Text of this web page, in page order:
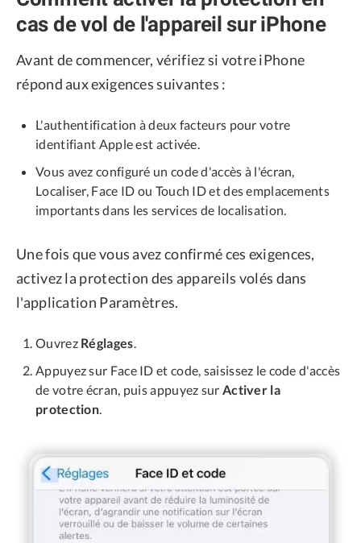
cas de vol de l'appareil sur iPhone
Avant de commencer, vérifiez si votre iPhone
répond aux exigences suivantes :
L'authentification à deux facteurs pour votre
identifiant Apple est activée.
Vous avez configuré un code d'accès à l'écran,
Localiser, Face ID ou Touch ID et des emplacements
importants dans les services de localisation.
Une fois que vous avez confirmé ces exigences,
activez la protection des appareils volés dans
l'application Paramètres.
Ouvrez Réglages.
Appuyez sur Face ID et code, saisissez le code d'accès
de votre écran, puis appuyez sur Activer la
protection.